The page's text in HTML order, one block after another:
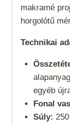
makramé
horgolótű
Technikai
egyéb
Fonal
Súly: